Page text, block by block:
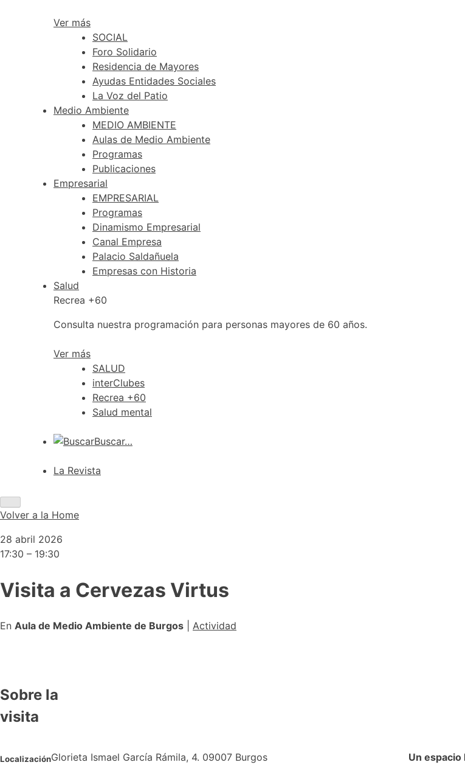
Ver más
SOCIAL
Foro Solidario
Residencia de Mayores
Ayudas Entidades Sociales
La Voz del Patio
Medio Ambiente
MEDIO AMBIENTE
Aulas de Medio Ambiente
Programas
Publicaciones
Empresarial
EMPRESARIAL
Programas
Dinamismo Empresarial
Canal Empresa
Palacio Saldañuela
Empresas con Historia
Salud
Recrea +60
Consulta nuestra programación para personas mayores de 60 años.
Ver más
SALUD
interClubes
Recrea +60
Salud mental
Buscar…
La Revista
Volver a la Home
28 abril 2026
17:30 – 19:30
Visita a Cervezas Virtus
En Aula de Medio Ambiente de Burgos Actividad
Sobre la
visita
LocalizaciónGlorieta Ismael García Rámila, 4. 09007 Burgos Un